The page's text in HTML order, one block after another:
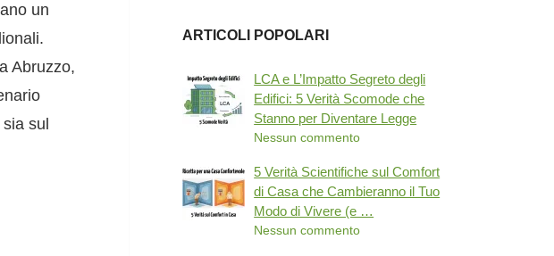
un
Abruzzo,
sul
ARTICOLI POPOLARI
LCA e L’Impatto Segreto degli
Edifici: 5 Verità Scomode che
Stanno per Diventare Legge
Nessun commento
5 Verità Scientifiche sul Comfort
di Casa che Cambieranno il Tuo
Modo di Vivere (e …
Nessun commento